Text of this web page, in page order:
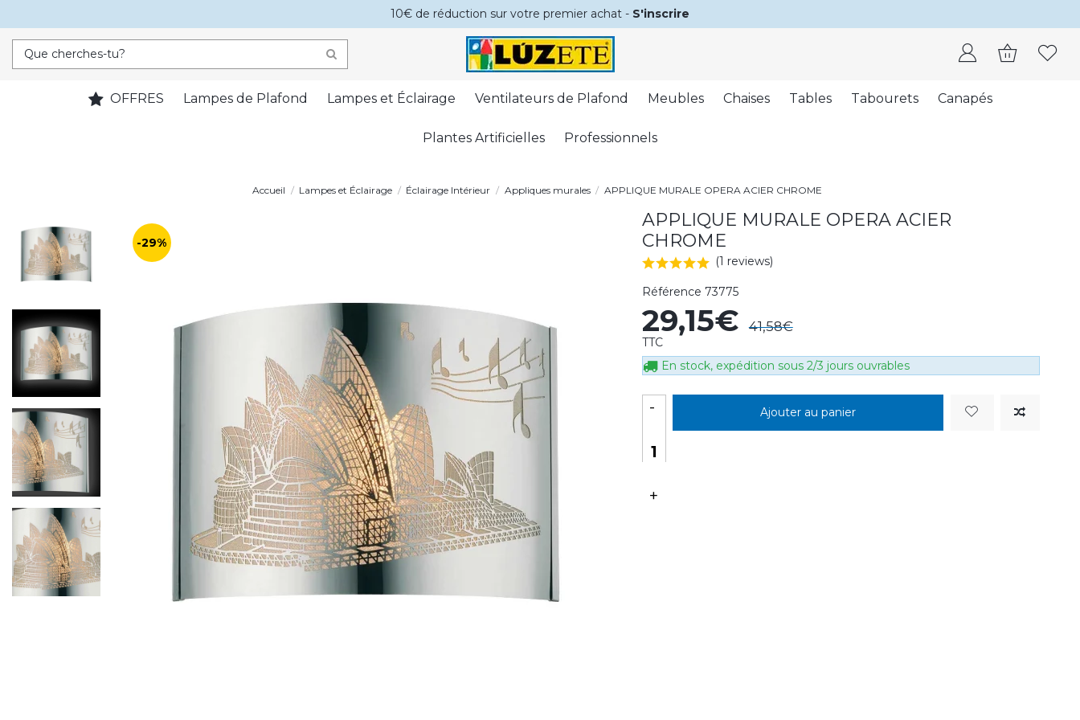
10€ de réduction sur votre premier achat - S'inscrire
OFFRES Lampes de Plafond Lampes et Éclairage Ventilateurs de Plafond Meubles Chaises Tables Tabourets Canapés
Plantes Artificielles Professionnels
Accueil Lampes et Éclairage Éclairage Intérieur Appliques murales APPLIQUE MURALE OPERA ACIER CHROME
-29%
APPLIQUE MURALE OPERA ACIER
CHROME
(1 reviews)
Référence 73775
29,15€ 41,58€
TTC
En stock, expédition sous 2/3 jours ouvrables
-
+
Ajouter au panier